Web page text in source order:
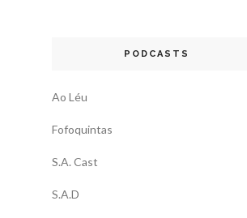
PODCASTS
Ao Léu
Fofoquintas
S.A. Cast
S.A.D